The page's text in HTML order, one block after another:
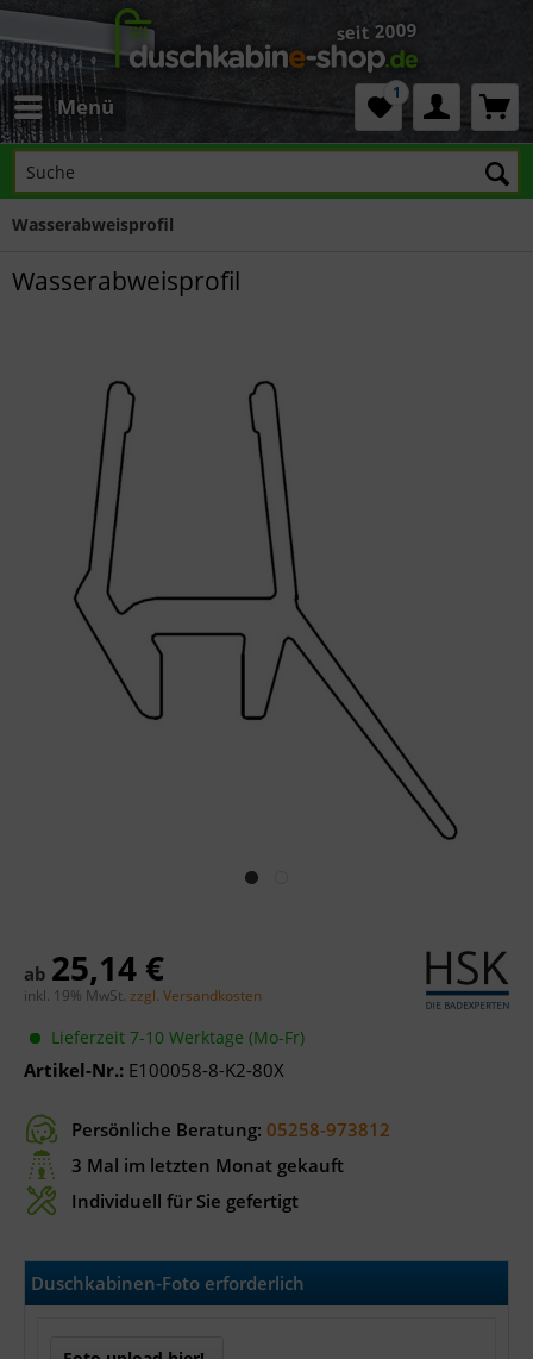
Menü
1
Wasserabweisprofil
Wasserabweisprofil
ab 25,14 €
inkl. 19% MwSt. zzgl. Versandkosten
Lieferzeit 7-10 Werktage (Mo-Fr)
Artikel-Nr.: E100058-8-K2-80X
Persönliche Beratung: 05258-973812
3 Mal im letzten Monat gekauft
Individuell für Sie gefertigt
Duschkabinen-Foto erforderlich